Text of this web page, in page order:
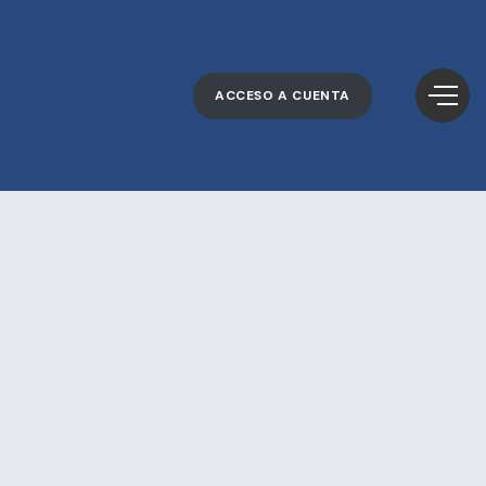
ACCESO A CUENTA